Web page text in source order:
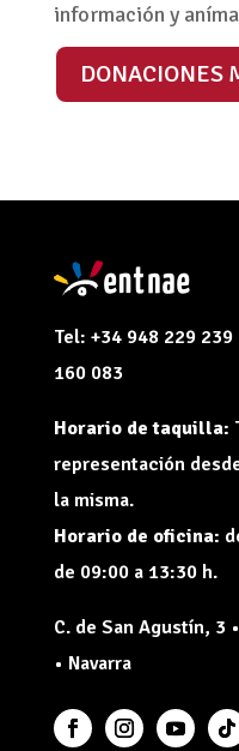
información y
DONACIONES
Tel: +34 948 229
160 083
Horario de taquilla:
representación
la misma.
Horario de oficina:
de 09:00 a 13:30 h.
C. de San Agustín, 3
• Navarra